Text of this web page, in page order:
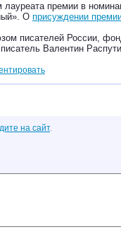
премии в
О присуждении
писателей России,
Валентин
на сайт.